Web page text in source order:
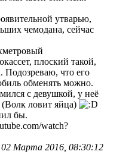
утварью,
чемодана, сейчас
плоский такой,
Подозреваю, что его
обменять можно.
с девушкой, у неё
ловит яйца)
бы.
watch?
02 Марта 2016, 08:30:12